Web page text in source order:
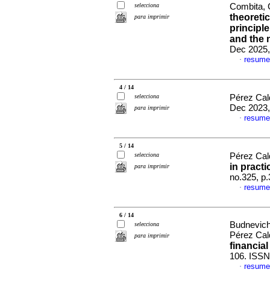
selecciona
para imprimir
Combita,
and the
Dec
·
4 / 14
selecciona
para imprimir
Pérez
Dec
·
5 / 14
selecciona
para imprimir
Pérez
in
no.325,
·
6 / 14
selecciona
para imprimir
Pérez
106.
·